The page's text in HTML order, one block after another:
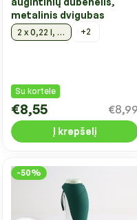
metalinis dvigubas
2 x 0,22 l, Ø2x11,5 cm +2
Su kortele
€8,55 €8,99
Į krepšelį
-50%